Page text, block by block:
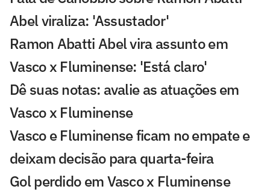
Abel viraliza: 'Assustador'
Ramon Abatti Abel vira assunto em
Vasco x Fluminense: 'Está claro'
Dê suas notas: avalie as atuações em
Vasco x Fluminense
Vasco e Fluminense ficam no empate e
deixam decisão para quarta-feira
Gol perdido em Vasco x Fluminense